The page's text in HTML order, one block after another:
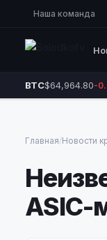
Наша команда
BTC$64,964.80-
Главная/Новости
ASIC-